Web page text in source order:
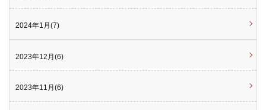
2024年1月(7)
2023年12月(6)
2023年11月(6)